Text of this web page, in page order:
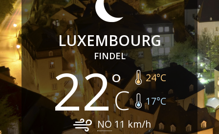
LUXEMBOURG
FINDEL
22 24°C
17°C
NO 11 km/h